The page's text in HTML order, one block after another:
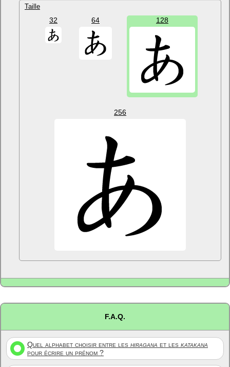
Taille
32 64 128
256
F.A.Q.
Quel alphabet choisir entre les hiragana et les katakana
pour écrire un prénom ?